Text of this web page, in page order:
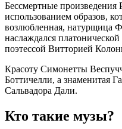
Бессмертные
использованием образов,
возлюбленная, натурщица
наслаждался
поэтессой Витторией
Красоту Симонетты
Боттичелли, а знаменитая
Сальвадора Дали.
Кто такие музы?